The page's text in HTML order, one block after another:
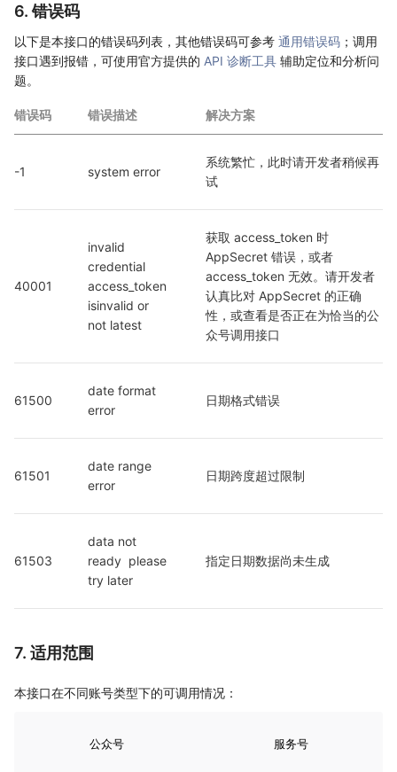
6. 错误码
以下是本接口的错误码列表，其他错误码可参考 通用错误码 ；调用
接口遇到报错，可使用官方提供的 API 诊断工具 辅助定位和分析问
题。
错误码 错误描述 解决方案
-1 system error
系统繁忙，此时请开发者稍候再
试
40001
invalid
credential
access_token
isinvalid or
not latest
获取 access_token 时
AppSecret 错误，或者
access_token 无效。请开发者
认真比对 AppSecret 的正确
性，或查看是否正在为恰当的公
众号调用接口
61500
date format
error
日期格式错误
61501
date range
error
日期跨度超过限制
61503
data not
ready  please
try later
7. 适用范围
本接口在不同账号类型下的可调用情况：
公众号 服务号